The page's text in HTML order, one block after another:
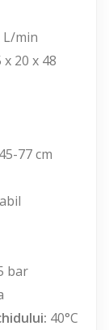
L/min
20 x 48
45-77 cm
bar
40°C